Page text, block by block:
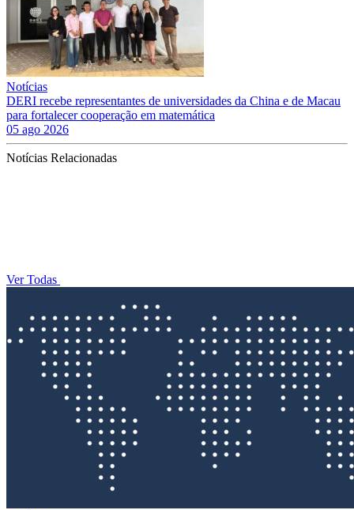
Notícias
DERI recebe representantes de universidades da China e de Macau
para fortalecer cooperação em matemática
05 ago 2026
Notícias Relacionadas
Ver Todas